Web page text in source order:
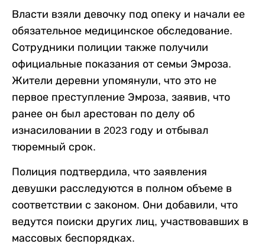
Власти взяли девочку под опеку и начали ее
обязательное медицинское обследование.
Сотрудники полиции также получили
официальные показания от семьи Эмроза.
Жители деревни упомянули, что это не
первое преступление Эмроза, заявив, что
ранее он был арестован по делу об
изнасиловании в 2023 году и отбывал
тюремный срок.
Полиция подтвердила, что заявления
девушки расследуются в полном объеме в
соответствии с законом. Они добавили, что
ведутся поиски других лиц, участвовавших в
массовых беспорядках.